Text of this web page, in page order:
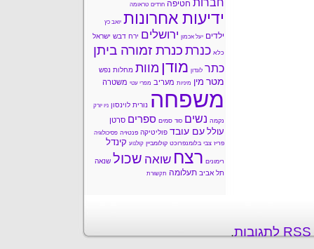
חטיפה חרדים טראומה
ידיעות אחרונות יואב כץ
ילדים יעל אכמון ירושלים ירח דבש ישראל
כלא כנרת כנרת זמורה ביתן
כתר לונדון מודן מוות מחלות נפש
מטר מין מיניות מעריב מפרי עטי משטרה
משפחה נורית לוינסון ניו יורק
נקמה נשים סוד סמים ספרים סרטן
עולל עם עובד פוליטיקה פנטזיה פסיכולוגיה
פריז צבי בלומנפרוכט קולומביין קולנוע קינדל
רימונים רצח שואה שכול שנאה
תל אביב תעלומה תקשורת
.